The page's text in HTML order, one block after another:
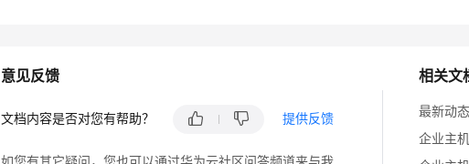
相关文
最新动态
企业主
意见反馈
文档内容是否对您有帮助？ 提供反馈
如您有其它疑问，您也可以通过华为云社区问答频道来与我